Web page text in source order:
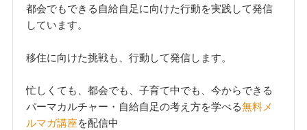
都会でもできる自給自足に向けた行動を実践して発信
しています。
移住に向けた挑戦も、行動して発信します。
忙しくても、都会でも、子育て中でも、今からできる
パーマカルチャー・自給自足の考え方を学べる無料メ
ルマガ講座を配信中